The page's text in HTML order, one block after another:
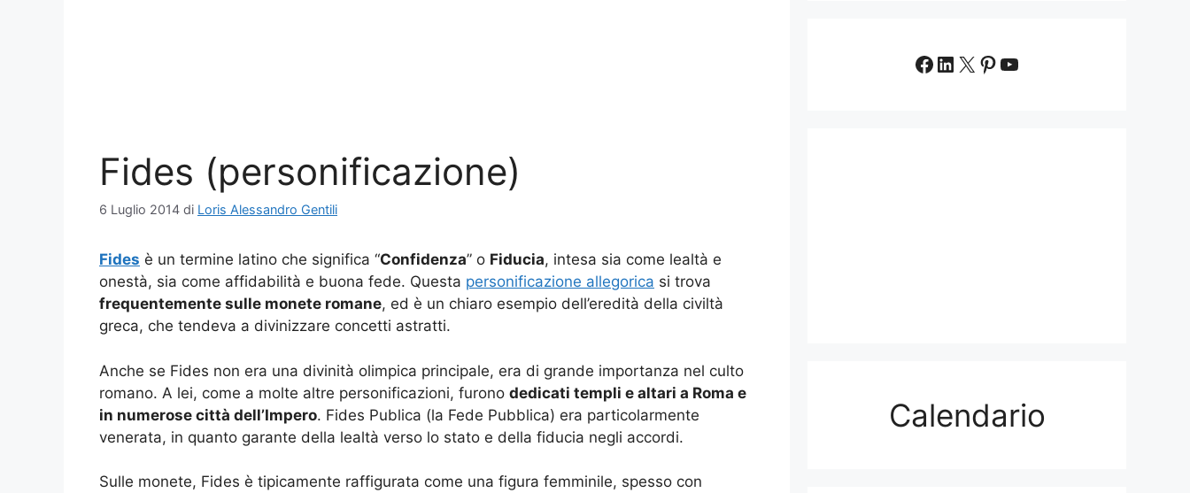
Fides (personificazione)
6 Luglio 2014 di Loris Alessandro Gentili
Fides è un termine latino che significa “Confidenza” o Fiducia, intesa sia come lealtà e
onestà, sia come affidabilità e buona fede. Questa personificazione allegorica si trova
frequentemente sulle monete romane, ed è un chiaro esempio dell’eredità della civiltà
greca, che tendeva a divinizzare concetti astratti.
Anche se Fides non era una divinità olimpica principale, era di grande importanza nel culto
romano. A lei, come a molte altre personificazioni, furono dedicati templi e altari a Roma e
in numerose città dell’Impero. Fides Publica (la Fede Pubblica) era particolarmente
venerata, in quanto garante della lealtà verso lo stato e della fiducia negli accordi.
Sulle monete, Fides è tipicamente raffigurata come una figura femminile, spesso con
Facebook
LinkedIn
X Pinterest
YouTube
Calendario